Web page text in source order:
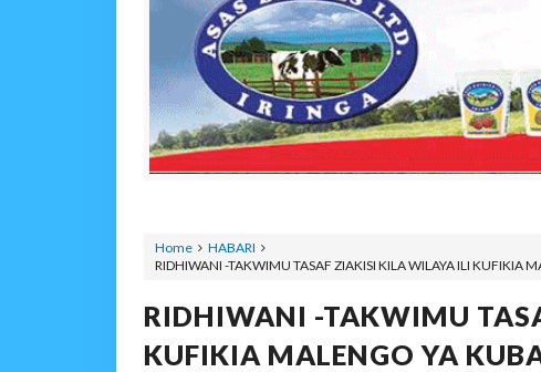
Home
HABARI
RIDHIWANI -TAKWIMU TASAF ZIAKISI KILA WILAYA ILI KUFIKIA
RIDHIWANI -TAKWIMU
KUFIKIA MALENGO YA